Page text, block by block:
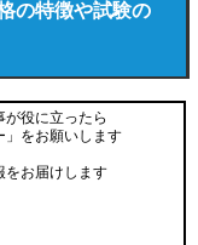
の特徴や試験の
が役に立ったら
」をお願いします
をお届けします